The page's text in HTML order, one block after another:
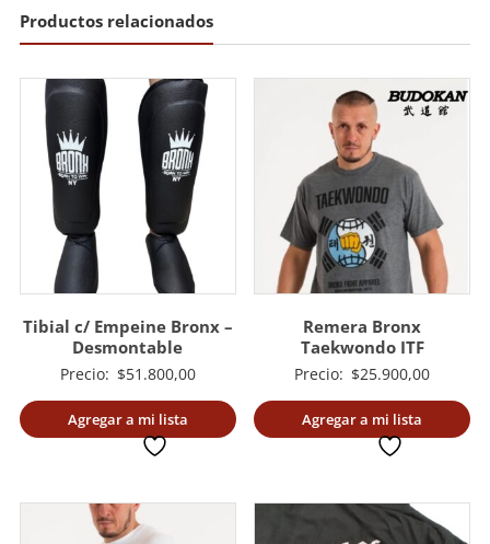
Productos relacionados
Tibial c/ Empeine Bronx –
Desmontable
Precio: $51.800,00
Agregar a mi lista
Remera Bronx
Taekwondo ITF
Precio: $25.900,00
Agregar a mi lista